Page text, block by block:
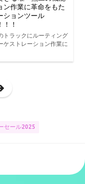
ン作業に革命をもた
ションツール
！
トラックにルーティング
ケストレーション作業に
セール2025